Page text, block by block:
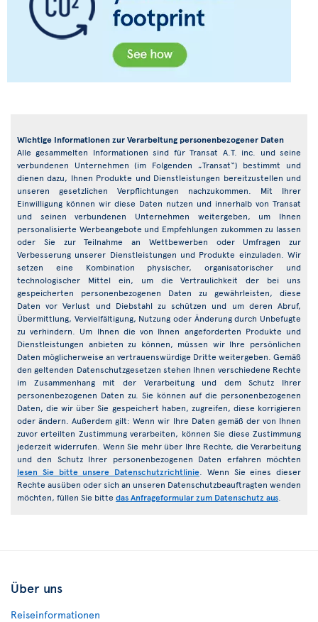
Wichtige Informationen zur Verarbeitung personenbezogener Daten
Alle gesammelten Informationen sind für Transat A.T. inc. und seine
verbundenen Unternehmen (im Folgenden „Transat“) bestimmt und
dienen dazu, Ihnen Produkte und Dienstleistungen bereitzustellen und
unseren gesetzlichen Verpflichtungen nachzukommen. Mit Ihrer
Einwilligung können wir diese Daten nutzen und innerhalb von Transat
und seinen verbundenen Unternehmen weitergeben, um Ihnen
personalisierte Werbeangebote und Empfehlungen zukommen zu lassen
oder Sie zur Teilnahme an Wettbewerben oder Umfragen zur
Verbesserung unserer Dienstleistungen und Produkte einzuladen. Wir
setzen eine Kombination physischer, organisatorischer und
technologischer Mittel ein, um die Vertraulichkeit der bei uns
gespeicherten personenbezogenen Daten zu gewährleisten, diese
Daten vor Verlust und Diebstahl zu schützen und um deren Abruf,
Übermittlung, Vervielfältigung, Nutzung oder Änderung durch Unbefugte
zu verhindern. Um Ihnen die von Ihnen angeforderten Produkte und
Dienstleistungen anbieten zu können, müssen wir Ihre persönlichen
Daten möglicherweise an vertrauenswürdige Dritte weitergeben. Gemäß
den geltenden Datenschutzgesetzen stehen Ihnen verschiedene Rechte
im Zusammenhang mit der Verarbeitung und dem Schutz Ihrer
personenbezogenen Daten zu. Sie können auf die personenbezogenen
Daten, die wir über Sie gespeichert haben, zugreifen, diese korrigieren
oder ändern. Außerdem gilt: Wenn wir Ihre Daten gemäß der von Ihnen
zuvor erteilten Zustimmung verarbeiten, können Sie diese Zustimmung
jederzeit widerrufen. Wenn Sie mehr über Ihre Rechte, die Verarbeitung
und den Schutz Ihrer personenbezogenen Daten erfahren möchten
lesen Sie bitte unsere Datenschutzrichtlinie . Wenn Sie eines dieser
Rechte ausüben oder sich an unseren Datenschutzbeauftragten wenden
möchten, füllen Sie bitte das Anfrageformular zum Datenschutz aus
Über uns
Reiseinformationen